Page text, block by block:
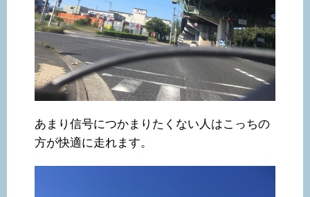
あまり信号につかまりたくない人はこっちの
方が快適に走れます。